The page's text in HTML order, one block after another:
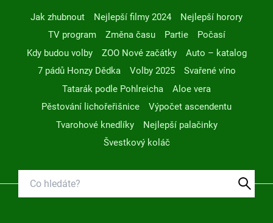
Jak zhubnout Nejlepší filmy 2024
Nejlepší horory
TV program
Změna času Partie
Počasí
Kdy budou volby
ZOO Nové začátky
Auto – katalog
7 pádů Honzy Dědka
Volby 2025
Svařené víno
Tatarák podle Pohlreicha
Aloe vera
Pěstování lichořeřišnice
Výpočet ascendentu
Tvarohové knedlíky
Nejlepší palačinky
Švestkový koláč